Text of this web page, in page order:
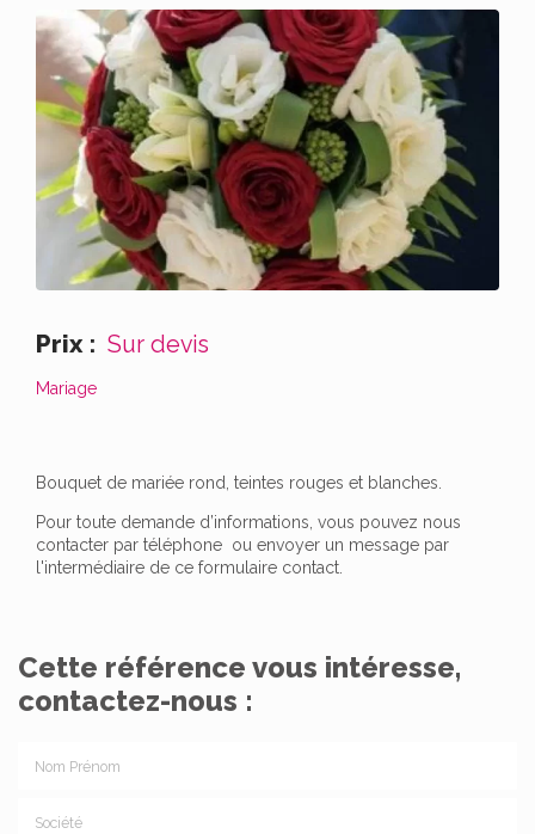
Prix : Sur devis
Mariage
Bouquet de mariée rond, teintes rouges et blanches.
Pour toute demande d’informations, vous pouvez nous
contacter par téléphone ou envoyer un message par
l'intermédiaire de ce formulaire contact.
Cette référence vous intéresse,
contactez-nous :